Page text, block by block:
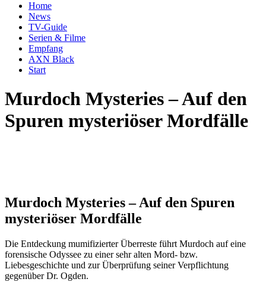
Home
News
TV-Guide
Serien & Filme
Empfang
AXN Black
Start
Murdoch Mysteries – Auf den
Spuren mysteriöser Mordfälle
Murdoch Mysteries – Auf den Spuren
mysteriöser Mordfälle
Die Entdeckung mumifizierter Überreste führt Murdoch auf eine
forensische Odyssee zu einer sehr alten Mord- bzw.
Liebesgeschichte und zur Überprüfung seiner Verpflichtung
gegenüber Dr. Ogden.